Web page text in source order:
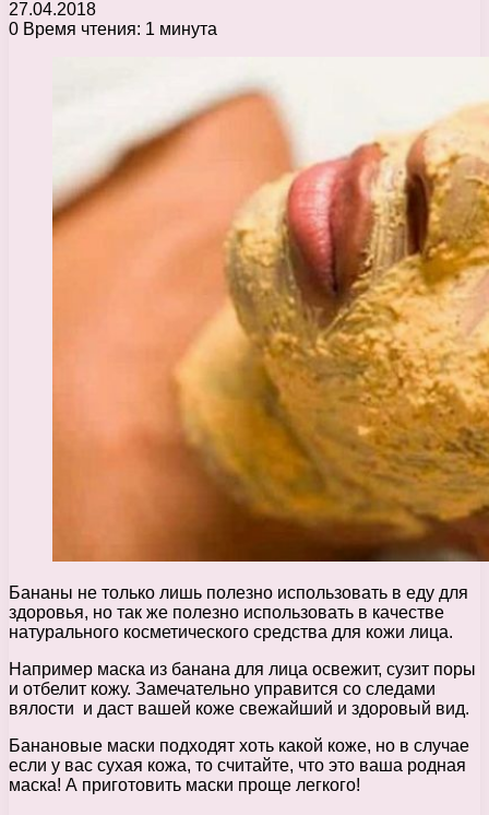
27.04.2018
0 Время чтения: 1 минута
Бананы не только лишь полезно использовать в еду для
здоровья, но так же полезно использовать в качестве
натурального косметического средства для кожи лица.
Например маска из банана для лица освежит, сузит поры
и отбелит кожу. Замечательно управится со следами
вялости и даст вашей коже свежайший и здоровый вид.
Банановые маски подходят хоть какой коже, но в случае
если у вас сухая кожа, то считайте, что это ваша родная
маска! А приготовить маски проще легкого!